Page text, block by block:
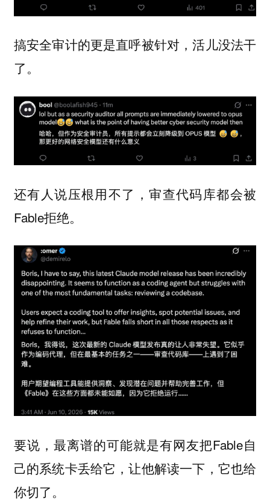
搞安全审计的更是直呼被针对，活儿没法干
了。
还有人说压根用不了，审查代码库都会被
Fable拒绝。
要说，最离谱的可能就是有网友把Fable自
己的系统卡丢给它，让他解读一下，它也给
你切了。